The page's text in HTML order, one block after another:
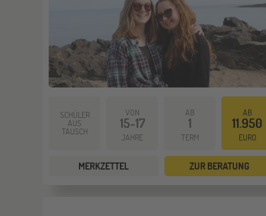
SCHÜLER
AUS
TAUSCH
VON
15-17
JAHRE
AB
1
TERM
AB
11.950
EURO
MERKZETTEL ZUR BERATUNG